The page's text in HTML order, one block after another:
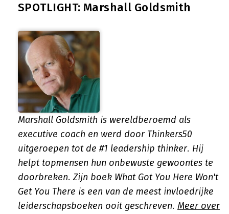
SPOTLIGHT: Marshall Goldsmith
Marshall Goldsmith is wereldberoemd als
executive coach en werd door Thinkers50
uitgeroepen tot de #1 leadership thinker. Hij
helpt topmensen hun onbewuste gewoontes te
doorbreken. Zijn boek What Got You Here Won't
Get You There is een van de meest invloedrijke
leiderschapsboeken ooit geschreven. Meer over